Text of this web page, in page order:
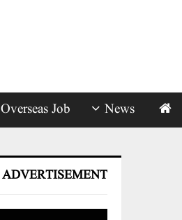
News
Overseas Job
ADVERTISEMENT